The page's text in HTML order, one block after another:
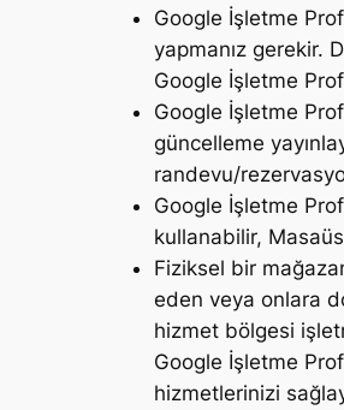
Google İşletme
yapmanız gerekir.
Google İşletme
Google İşletme
güncelleme
randevu/
Google İşletme
kullanabilir,
Fiziksel bir
eden veya onlara
hizmet bölgesi
Google İşletme
hizmetlerinizi